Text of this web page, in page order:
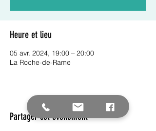
Heure et lieu
05 avr. 2024, 19:00 – 20:00
La Roche-de-Rame
Partager cet événement